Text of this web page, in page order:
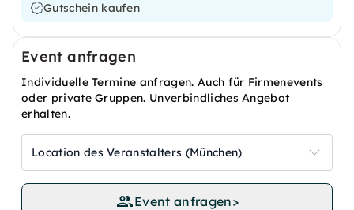
Gutschein kaufen
Event anfragen
Individuelle Termine anfragen. Auch für Firmenevents
oder private Gruppen. Unverbindliches Angebot
erhalten.
Location des Veranstalters (München)
Event anfragen>